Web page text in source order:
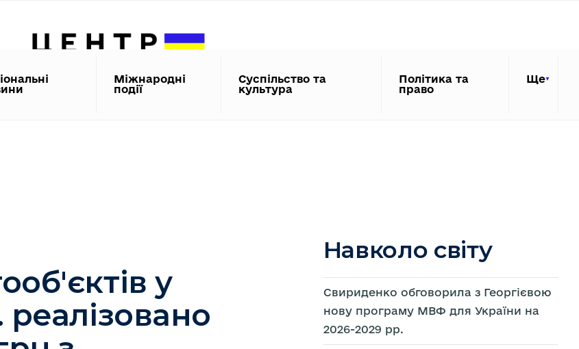
Міжнародні
події
Суспільство та
культура
Політика та
право
Ще
у
Навколо світу
Свириденко обговорила з Георгієвою
нову програму МВФ для України на
2026-2029 рр.